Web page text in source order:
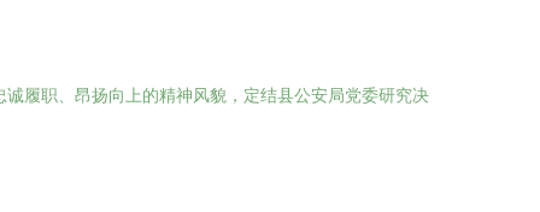
履职、昂扬向上的精神风貌，定结县公安局党委研究决